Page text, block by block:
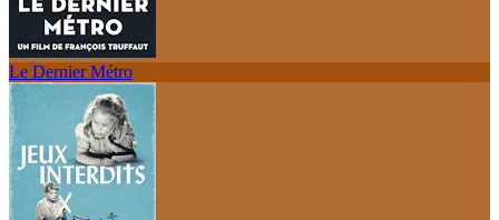
Le Dernier Métro